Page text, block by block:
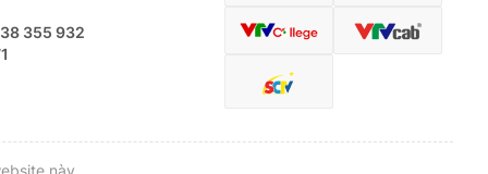
355 932